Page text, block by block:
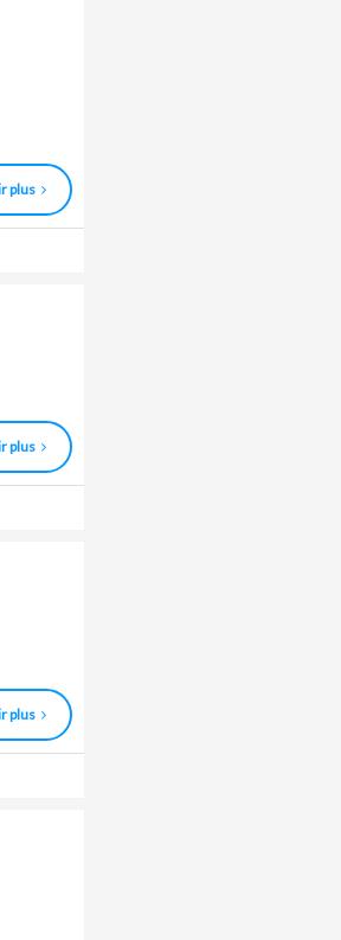
plus
plus
plus